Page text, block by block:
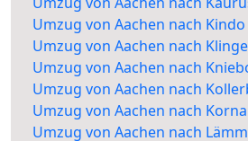
Umzug von Aachen nach Kindo
Umzug von Aachen nach
Umzug von Aachen nach
Umzug von Aachen nach
Umzug von Aachen nach
Umzug von Aachen nach